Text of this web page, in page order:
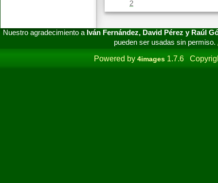
2
Nuestro agradecimiento a Iván Fernández, David Pérez y Raúl
pueden ser usadas sin permiso.
Powered by 4images 1.7.6